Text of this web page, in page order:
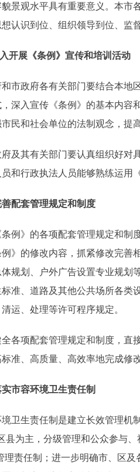
北京
景观水平具有重要意义。本市
认识到位、组织领导到位、监
开展《条例》宣传和培训活动
政府各有关部门要结合本地区
深入宣传《条例》的基本内容
民和社会单位的法制观念，提
其有关部门要认真组织好对具
和行政执法人员能够熟练运用
配套管理规定和制度
》的各项配套管理规定和制度
》的修改内容，抓紧修改完善
规划、户外广告设置专业规划
准、道路及其他公共场所各
运、处理等许可程序规定。
项配套管理规定和制度，直接
标准、高质量、高效率地完成
市容环境卫生责任制
生责任制是建立长效管理机制
县为主，分级管理和公众参与
理责任制；进一步明确市、区